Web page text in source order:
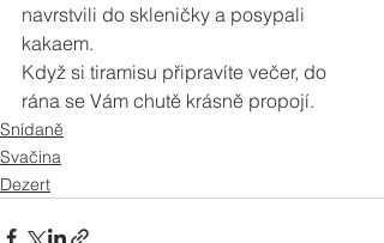
navrstvili do skleničky a posypali
kakaem.
Když si tiramisu připravíte večer, do
rána se Vám chutě krásně propojí.
Snídaně
Svačina
Dezert